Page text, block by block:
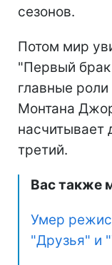
сезонов.
Потом мир
"Первый
главные
Монтана
насчитывает
третий.
Вас также
Умер
"Друзья" и